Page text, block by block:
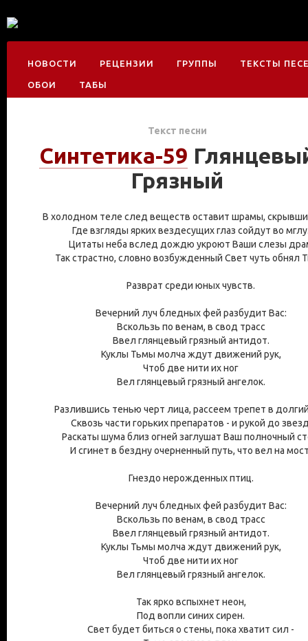
НОВОСТИ РЕЦЕНЗИИ ГРУППЫ ТЕКСТЫ
ОБОИ ТАБЫ
Текст песни
Cинтетика-59
Грязный
В холодном теле след веществ оставит шрамы,
Где взгляды ярких вездесущих глаз сойдут во
Цитаты неба вслед дождю укроют Ваши слезы
Так страстно, словно возбужденный Свет чуть обнял
Разврат среди юных чувств.
Вечерний луч бледных фей разбудит Вас:
Вскользь по венам, в свод трасс
Ввел глянцевый грязный антидот.
Куклы Тьмы молча ждут движений рук,
Чтоб две нити их ног
Вел глянцевый грязный ангелок.
Разлившись тенью черт лица, рассеем трепет в
Сквозь части горьких препаратов - и рукой до
Раскаты шума близ огней заглушат Ваш полночный
И сгинет в бездну очерненный путь, что вел на
Гнездо нерожденных птиц.
Вечерний луч бледных фей разбудит Вас:
Вскользь по венам, в свод трасс
Ввел глянцевый грязный антидот.
Куклы Тьмы молча ждут движений рук,
Чтоб две нити их ног
Вел глянцевый грязный ангелок.
Так ярко вспыхнет неон,
Под вопли синих сирен.
Свет будет биться о стены, пока хватит сил -